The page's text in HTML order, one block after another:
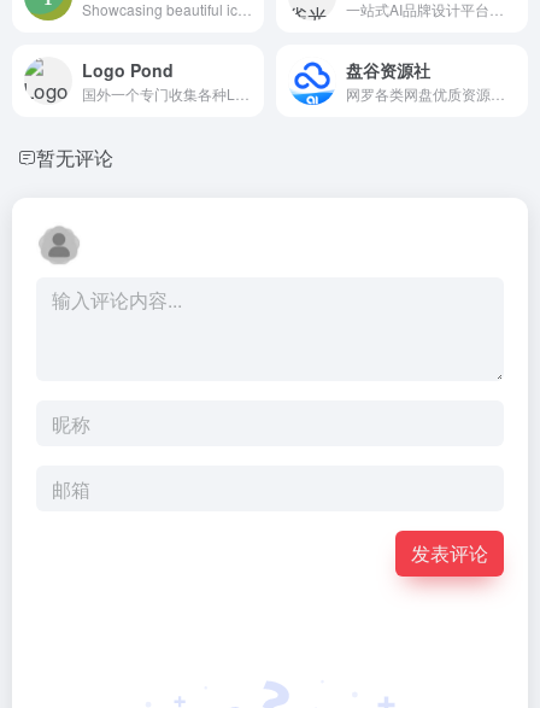
Logo Pond 盘谷资源社
暂无评论
发表评论